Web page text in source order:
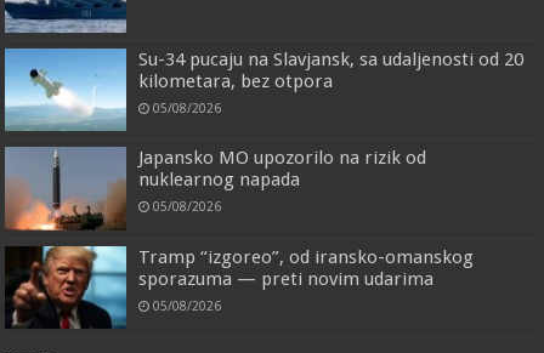
Su-34 pucaju na Slavjansk, sa udaljenosti od 20
kilometara, bez otpora
05/08/2026
Japansko MO upozorilo na rizik od
nuklearnog napada
05/08/2026
Tramp “izgoreo”, od iransko-omanskog
sporazuma — preti novim udarima
05/08/2026